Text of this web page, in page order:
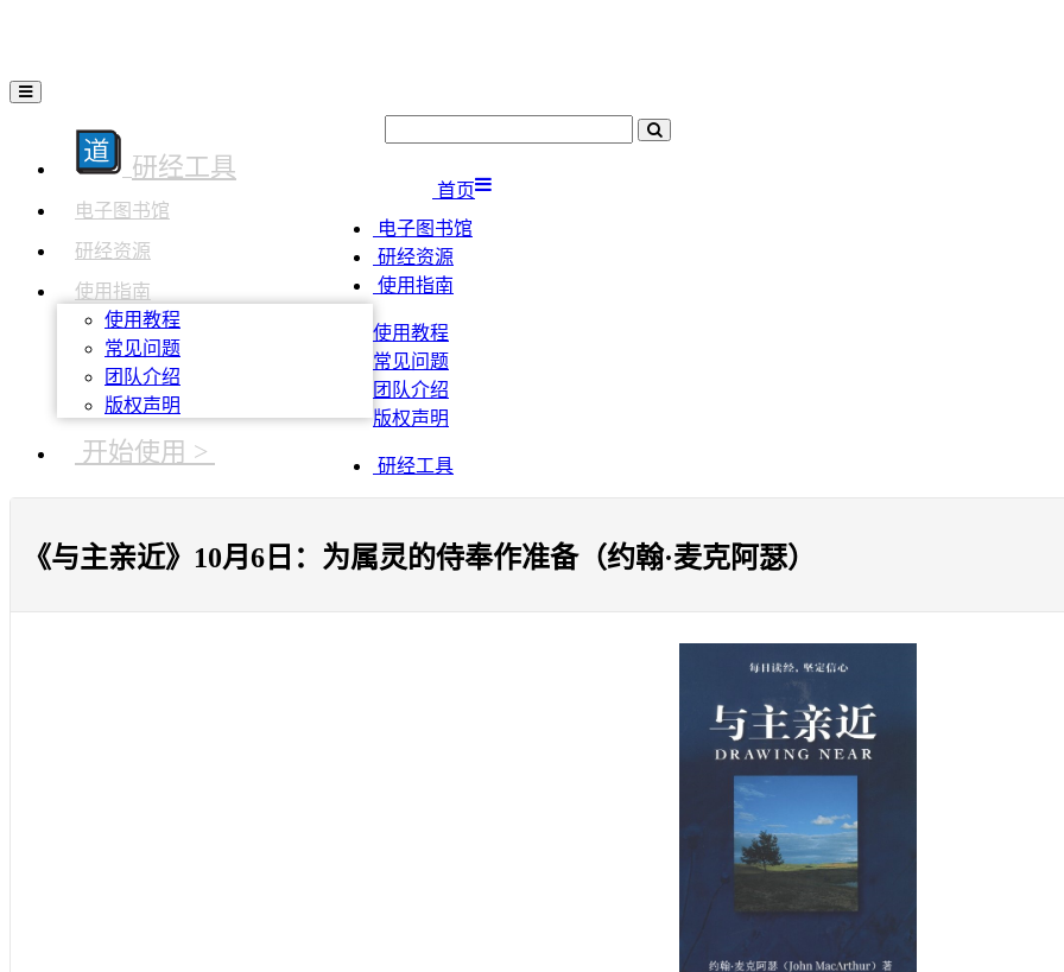
研经工具
电子图书馆
研经资源
使用指南
使用教程
常见问题
团队介绍
版权声明
开始使用 >
首页
电子图书馆
研经资源
使用指南
使用教程
常见问题
团队介绍
版权声明
研经工具
《与主亲近》10月6日：为属灵的侍奉作准备（约翰·麦克阿瑟）